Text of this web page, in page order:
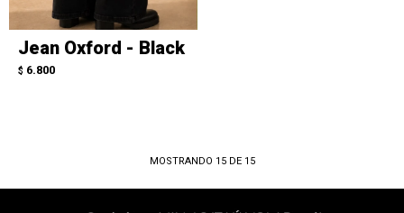
Jean Oxford - Black
$ 6.800
MOSTRANDO 15DE 15